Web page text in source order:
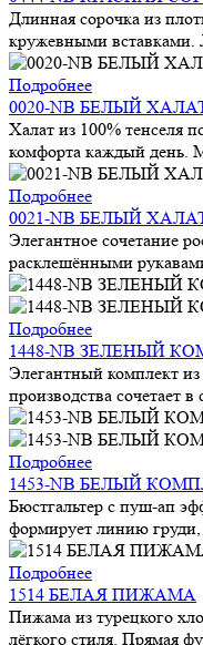
Длинная сорочка из
кружевными вставками.
Подробнее
0020-NB БЕЛЫЙ
Халат из 100% тенселя
комфорта каждый день.
Подробнее
0021-NB БЕЛЫЙ
Элегантное сочетание
расклешёнными
Подробнее
1448-NB ЗЕЛЕНЫЙ
Элегантный комплект
производства сочетает
Подробнее
1453-NB БЕЛЫЙ
Бюстгальтер с пуш-ап
формирует линию груди,
Подробнее
1514 БЕЛАЯ ПИЖАМА
Пижама из турецкого
лёгкого стиля. Прямая